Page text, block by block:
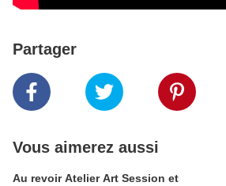
Partager
Vous aimerez aussi
Au revoir Atelier Art Session et